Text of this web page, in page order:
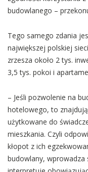
budowlanego –
Tego samego zdania
największej polskiej
zrzesza około 2 tys.
3,5 tys. pokoi i
– Jeśli pozwolenie na
hotelowego, to
użytkowane do
mieszkania. Czyli
kłopot z ich
budowlany,